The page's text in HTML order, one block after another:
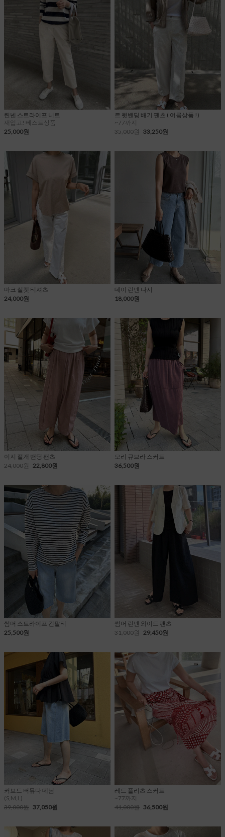
린넨 스트라이프 니트
재입고! 베스트상품
25,000원
르 뒷밴딩 배기 팬츠 ( 여름상품 !)
~77까지
35,000원 33,250원
마크 실켓 티셔츠
24,000원
데이 린넨 나시
18,000원
이지 절개 밴딩 팬츠
24,000원 22,800원
모리 큐브라 스커트
36,500원
썸머 스트라이프 긴팔티
25,500원
썸머 린넨 와이드 팬츠
31,000원 29,450원
커브드 버뮤다 데님
(S,M,L)
39,000원 37,050원
레드 플리츠 스커트
~77까지
41,000원 36,500원